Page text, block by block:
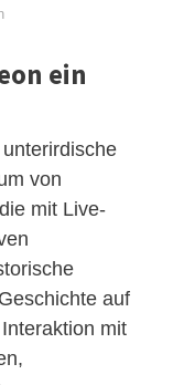
ein
von
mit Live-
auf
mit